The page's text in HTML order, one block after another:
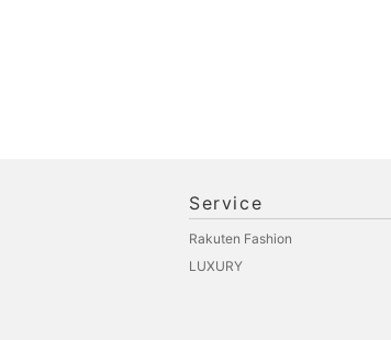
Service
Rakuten Fashion
LUXURY